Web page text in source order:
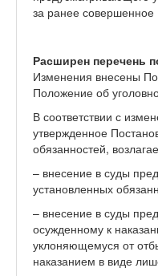
за ранее совершенное
Расширен перечень
Изменения внесены
Положение об
В соответствии с
утвержденное
обязанностей,
– внесение в суды
установленных
– внесение в суды
осужденному к
уклоняющемуся от
наказанием в виде